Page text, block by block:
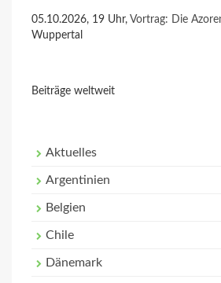
05.10.2026, 19 Uhr, Vortrag: Die
Wuppertal
Beiträge weltweit
Aktuelles
Argentinien
Belgien
Chile
Dänemark